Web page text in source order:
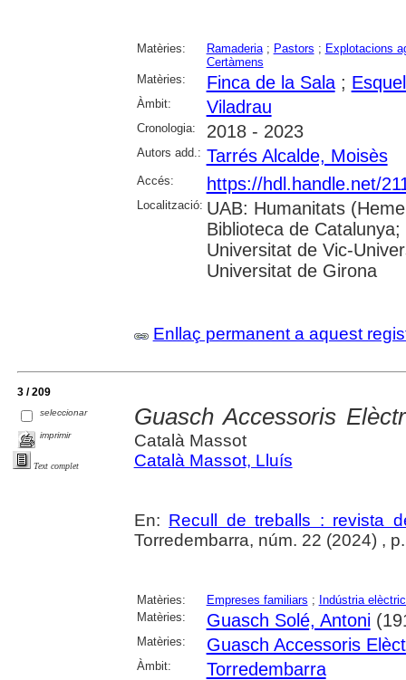
Matèries: Ramaderia; Pastors ; Explotacions
Certàmens
Matèries:
Finca de la Sala;
Àmbit: Viladrau
Cronologia: 2018 - 2023
Autors add.: Tarrés Alcalde, Moisès
Accés: https://hdl.handle.net/
Localització: UAB: Humanitats
Biblioteca de
Universitat de Vic-
Universitat de Girona
Enllaç permanent a aquest
3 / 209
seleccionar
imprimir
Text complet
Guasch Accessoris
Català Massot
Català Massot, Lluís
En: Recull de treballs : revista
Torredembarra, núm. 22 (2024) ,
Matèries: Empreses familiars ; Indústria
Matèries:
Guasch Solé, Antoni
Matèries: Guasch Accessoris
Àmbit: Torredembarra